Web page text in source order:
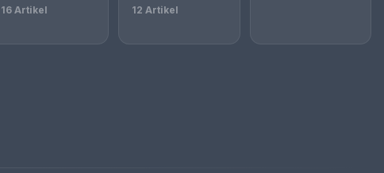
16 Artikel 12 Artikel